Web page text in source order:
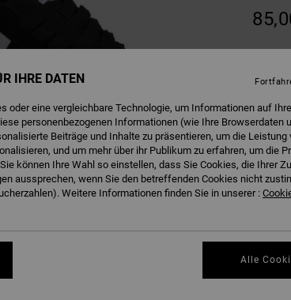
36
IHRE DATEN
oder eine vergleichbare Technologie, um Informationen auf
personenbezogenen Informationen (wie Ihre Browserdaten
Beiträge und Inhalte zu präsentieren, um die Leistung
und um mehr über ihr Publikum zu erfahren, um die
können Ihre Wahl so einstellen, dass Sie Cookies, die Ihrer
aussprechen, wenn Sie den betreffenden Cookies nicht
Weitere Informationen finden Sie in unserer :
Alle